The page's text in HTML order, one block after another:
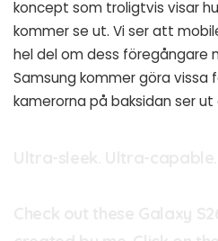
koncept som troligtvis visar
kommer se ut. Vi ser att
hel del om dess föregångare
Samsung kommer göra vissa
kamerorna på baksidan ser